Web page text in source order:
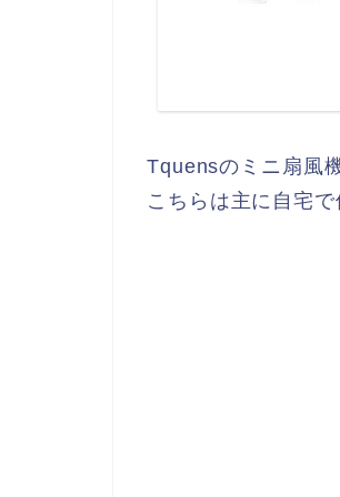
Tquensのミニ扇風
こちらは主に自宅